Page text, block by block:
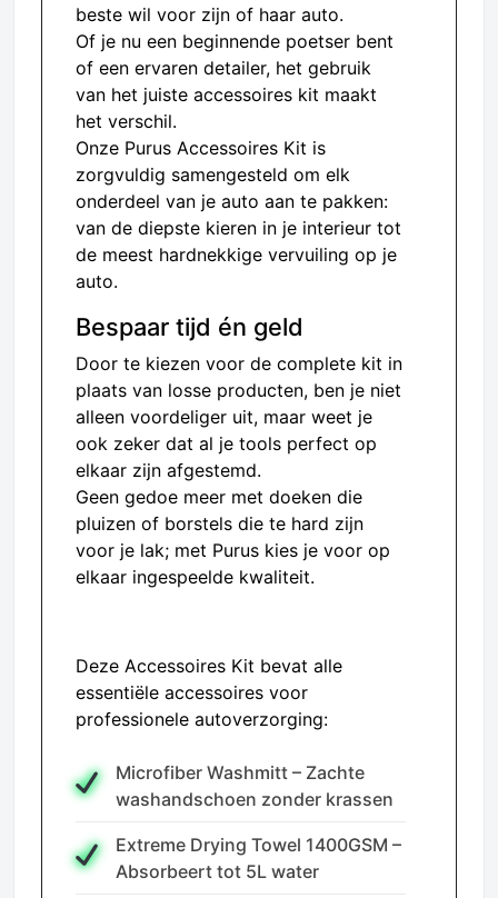
beste wil voor zijn of haar auto.
Of je nu een beginnende poetser bent
of een ervaren detailer, het gebruik
van het juiste accessoires kit maakt
het verschil.
Onze Purus Accessoires Kit is
zorgvuldig samengesteld om elk
onderdeel van je auto aan te pakken:
van de diepste kieren in je interieur tot
de meest hardnekkige vervuiling op je
auto.
Bespaar tijd én geld
Door te kiezen voor de complete kit in
plaats van losse producten, ben je niet
alleen voordeliger uit, maar weet je
ook zeker dat al je tools perfect op
elkaar zijn afgestemd.
Geen gedoe meer met doeken die
pluizen of borstels die te hard zijn
voor je lak; met Purus kies je voor op
elkaar ingespeelde kwaliteit.
Deze Accessoires Kit bevat alle
essentiële accessoires voor
professionele autoverzorging:
Microfiber Washmitt – Zachte
washandschoen zonder krassen
Extreme Drying Towel 1400GSM –
Absorbeert tot 5L water